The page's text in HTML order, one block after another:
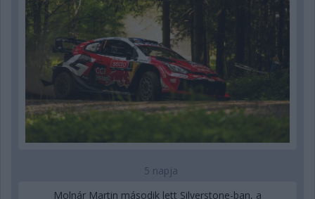
5 napja
Molnár Martin második lett Silverstone-ban, a